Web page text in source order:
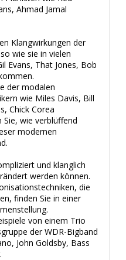
Ahmad Jamal
Klangwirkungen der
wie sie in vielen
Evans, That Jones, Bob
der modalen
wie Miles Davis, Bill
Chick Corea
wie verblüffend
modernen
und klanglich
werden können.
die
finden Sie in einer
von einem Trio
der WDR-Bigband
John Goldsby, Bass